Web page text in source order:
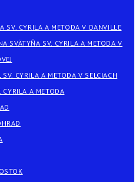
SV. CYRILA A METODA V DANVILLE
SVÄTYŇA SV. CYRILA A METODA V
SV. CYRILA A METODA V SELCIACH
CYRILA A METODA